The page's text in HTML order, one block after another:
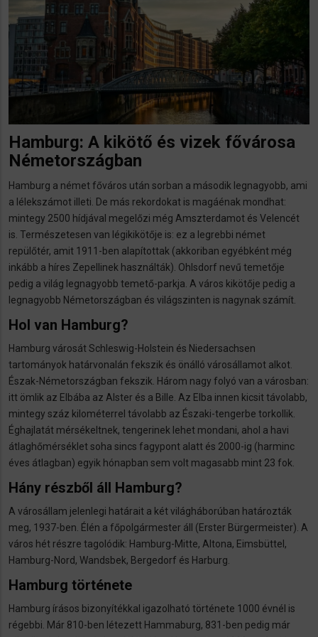
Hamburg: A kikötő és vizek fővárosa
Németországban
Hamburg a német főváros után sorban a második legnagyobb, ami
a lélekszámot illeti. De más rekordokat is magáénak mondhat:
mintegy 2500 hídjával megelőzi még Amszterdamot és Velencét
is. Természetesen van légikikötője is: ez a legrebbi német
repülőtér, amit 1911-ben alapítottak (akkoriban egyébként még
inkább a híres Zepellinek használták). Ohlsdorf nevű temetője
pedig a világ legnagyobb temető-parkja. A város kikötője pedig a
legnagyobb Németországban és világszinten is nagynak számít.
Hol van Hamburg?
Hamburg városát Schleswig-Holstein és Niedersachsen
tartományok határvonalán fekszik és önálló városállamot alkot.
Észak-Németországban fekszik. Három nagy folyó van a városban:
itt ömlik az Elbába az Alster és a Bille. Az Elba innen kicsit távolabb,
mintegy száz kilométerrel távolabb az Északi-tengerbe torkollik.
Éghajlatát mérsékeltnek, tengerinek lehet mondani, ahol a havi
átlaghőmérséklet soha sincs fagypont alatt és 2000-ig (harminc
éves átlagban) egyik hónapban sem volt magasabb mint 23 fok.
Hány részből áll Hamburg?
A városállam jelenlegi határait a két világháborúban határozták
meg, 1937-ben. Élén a főpolgármester áll (Erster Bürgermeister). A
város hét részre tagolódik: Hamburg-Mitte, Altona, Eimsbüttel,
Hamburg-Nord, Wandsbek, Bergedorf és Harburg.
Hamburg története
Hamburg írásos bizonyítékkal igazolható története 1000 évnél is
régebbi. Már 810-ben létezett Hammaburg, 831-ben pedig már